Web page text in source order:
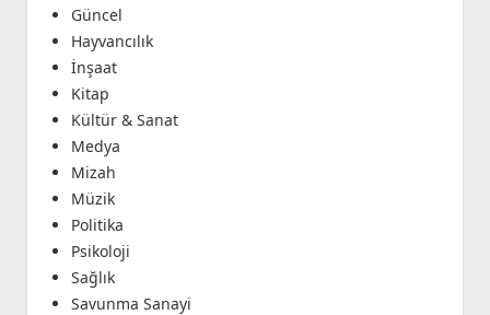
Güncel
Hayvancılık
İnşaat
Kitap
Kültür & Sanat
Medya
Mizah
Müzik
Politika
Psikoloji
Sağlık
Savunma Sanayi